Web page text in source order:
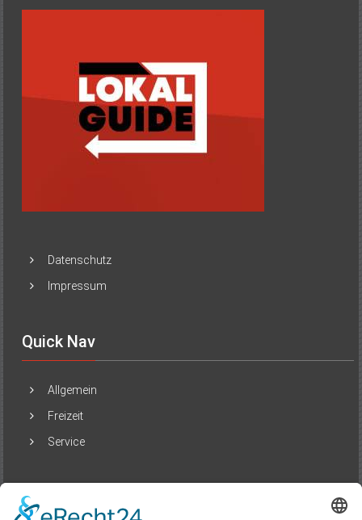
Datenschutz
Impressum
Quick Nav
Allgemein
Freizeit
Service
Beliebte Beiträge